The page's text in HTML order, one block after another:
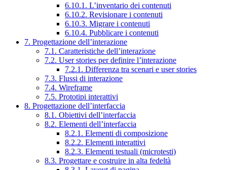
6.10.1. L’inventario dei contenuti
6.10.2. Revisionare i contenuti
6.10.3. Migrare i contenuti
6.10.4. Pubblicare i contenuti
7. Progettazione dell’interazione
7.1. Caratteristiche dell’interazione
7.2. User stories per definire l’interazione
7.2.1. Differenza tra scenari e user stories
7.3. Flussi di interazione
7.4. Wireframe
7.5. Prototipi interattivi
8. Progettazione dell’interfaccia
8.1. Obiettivi dell’interfaccia
8.2. Elementi dell’interfaccia
8.2.1. Elementi di composizione
8.2.2. Elementi interattivi
8.2.3. Elementi testuali (microtesti)
8.3. Progettare e costruire in alta fedeltà